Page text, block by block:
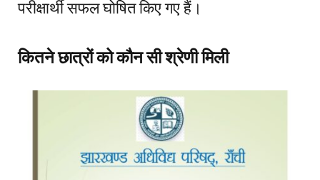
परीक्षार्थी सफल घोषित किए गए हैं।
कितने छात्रों को कौन सी श्रेणी मिली